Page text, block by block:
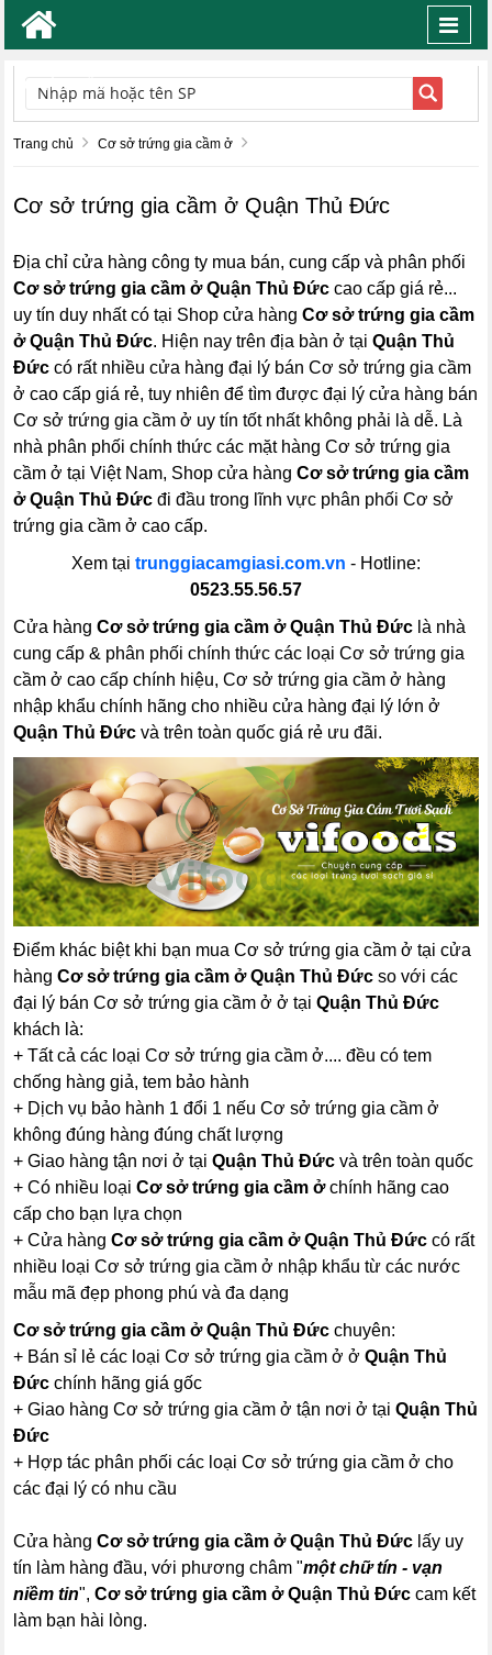
TÌM KIẾM
Trang chủ Cơ sở trứng gia cầm ở
Cơ sở trứng gia cầm ở Quận Thủ Đức
Địa chỉ cửa hàng công ty mua bán, cung cấp và phân phối
Cơ sở trứng gia cầm ở Quận Thủ Đức cao cấp giá rẻ...
uy tín duy nhất có tại Shop cửa hàngCơ sở trứng gia cầm
ở Quận Thủ Đức. Hiện nay trên địa bàn ở tạiQuận Thủ
Đức có rất nhiều cửa hàng đại lý bán Cơ sở trứng gia cầm
ở cao cấp giá rẻ, tuy nhiên để tìm được đại lý cửa hàng bán
Cơ sở trứng gia cầm ở uy tín tốt nhất không phải là dễ. Là
nhà phân phối chính thức các mặt hàng Cơ sở trứng gia
cầm ở tại Việt Nam, Shop cửa hàngCơ sở trứng gia cầm
ở Quận Thủ Đức đi đầu trong lĩnh vực phân phối Cơ sở
trứng gia cầm ở cao cấp.
Xem tại trunggiacamgiasi.com.vn - Hotline:
0523.55.56.57
Cửa hàngCơ sở trứng gia cầm ở Quận Thủ Đức là nhà
cung cấp & phân phối chính thức các loại Cơ sở trứng gia
cầm ở cao cấp chính hiệu, Cơ sở trứng gia cầm ở hàng
nhập khẩu chính hãng cho nhiều cửa hàng đại lý lớn ở
Quận Thủ Đức và trên toàn quốc giá rẻ ưu đãi.
Điểm khác biệt khi bạn mua Cơ sở trứng gia cầm ở tại cửa
hàngCơ sở trứng gia cầm ở Quận Thủ Đức so với các
đại lý bán Cơ sở trứng gia cầm ở ở tạiQuận Thủ Đức
khách là:
+ Tất cả các loại Cơ sở trứng gia cầm ở.... đều có tem
chống hàng giả, tem bảo hành
+ Dịch vụ bảo hành 1 đổi 1 nếu Cơ sở trứng gia cầm ở
không đúng hàng đúng chất lượng
+ Giao hàng tận nơi ở tạiQuận Thủ Đức và trên toàn quốc
+ Có nhiều loạiCơ sở trứng gia cầm ởchính hãng cao
cấp cho bạn lựa chọn
+ Cửa hàngCơ sở trứng gia cầm ở Quận Thủ Đức có rất
nhiều loại Cơ sở trứng gia cầm ở nhập khẩu từ các nước
mẫu mã đẹp phong phú và đa dạng
Cơ sở trứng gia cầm ở Quận Thủ Đứcchuyên:
+ Bán sỉ lẻ các loại Cơ sở trứng gia cầm ở ởQuận Thủ
Đức chính hãng giá gốc
+ Giao hàng Cơ sở trứng gia cầm ở tận nơi ở tạiQuận Thủ
Đức
+ Hợp tác phân phối các loại Cơ sở trứng gia cầm ở cho
các đại lý có nhu cầu
Cửa hàngCơ sở trứng gia cầm ở Quận Thủ Đức lấy uy
tín làm hàng đầu, với phương châm "một chữ tín - vạn
niềm tin",Cơ sở trứng gia cầm ở Quận Thủ Đức cam kết
làm bạn hài lòng.